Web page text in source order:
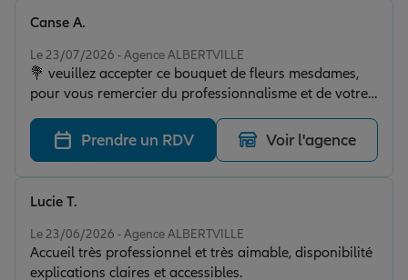
Retraite
Tous nos devis d'assurance
Le 23/07/2026 - Agence ALBERTVILLE
💐 veuillez accepter ce bouquet de fleurs mesdames,
pour vous remercier du professionnalisme et de votre
gentillesse auprès de vos clients, vous êtes superbe 🤩
Canse A.
Prendre un RDV Voir l'agence
Le 23/06/2026 - Agence ALBERTVILLE
Accueil très professionnel et très aimable, disponibilité
explications claires et accessibles.
Lucie T.